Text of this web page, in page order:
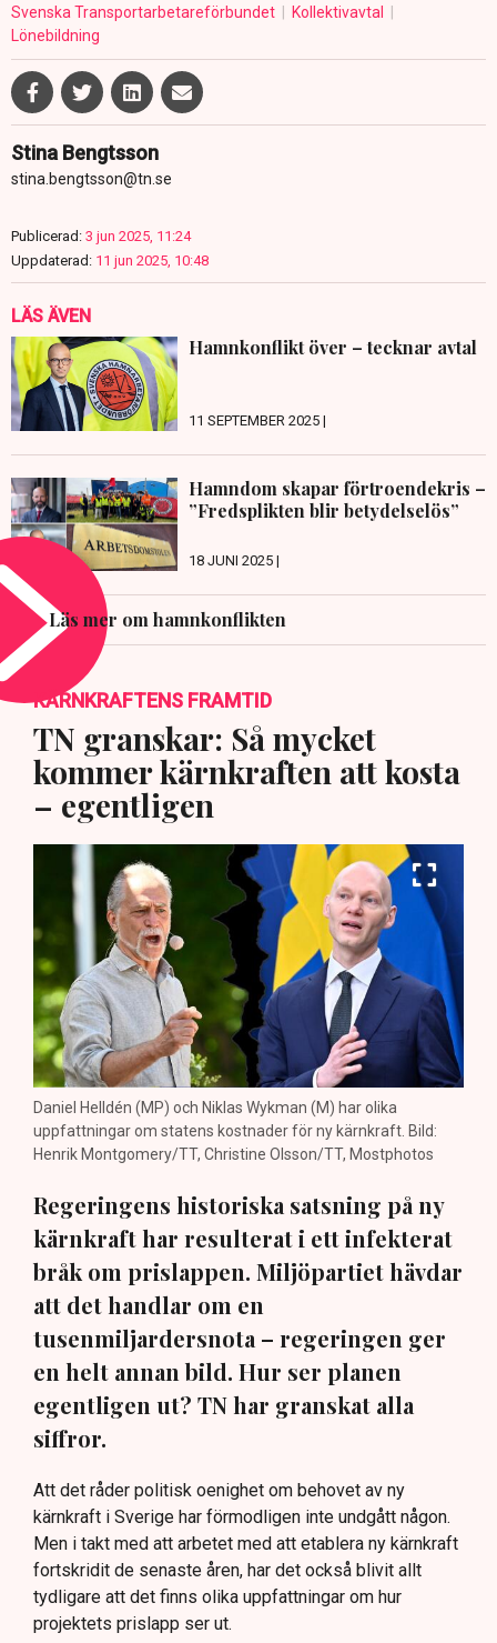
Svenska Transportarbetareförbundet
Kollektivavtal
Lönebildning
Stina Bengtsson
stina.bengtsson@tn.se
Publicerad: 3 jun 2025, 11:24
Uppdaterad: 11 jun 2025, 10:48
LÄS ÄVEN
Hamnkonflikt över – tecknar avtal
11 SEPTEMBER 2025 |
Hamndom skapar förtroendekris –
”Fredsplikten blir betydelselös”
18 JUNI 2025 |
Läs mer om hamnkonflikten
KÄRNKRAFTENS FRAMTID
TN granskar: Så mycket
kommer kärnkraften att kosta
– egentligen
Daniel Helldén (MP) och Niklas Wykman (M) har olika
uppfattningar om statens kostnader för ny kärnkraft. Bild:
Henrik Montgomery/TT, Christine Olsson/TT, Mostphotos
Regeringens historiska satsning på ny
kärnkraft har resulterat i ett infekterat
bråk om prislappen. Miljöpartiet hävdar
att det handlar om en
tusenmiljardersnota – regeringen ger
en helt annan bild. Hur ser planen
egentligen ut? TN har granskat alla
siffror.
Att det råder politisk oenighet om behovet av ny
kärnkraft i Sverige har förmodligen inte undgått någon.
Men i takt med att arbetet med att etablera ny kärnkraft
fortskridit de senaste åren, har det också blivit allt
tydligare att det finns olika uppfattningar om hur
projektets prislapp ser ut.